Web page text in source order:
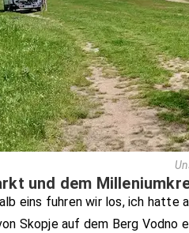
und dem
eins fuhren wir los, ich hatte
Skopje auf dem Berg Vodno